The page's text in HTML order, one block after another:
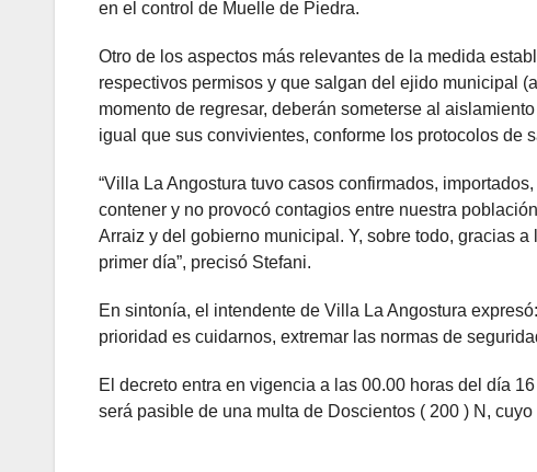
en el control de Muelle de Piedra.
Otro de los aspectos más relevantes de la medida
respectivos permisos y que salgan del ejido municipal
momento de regresar, deberán someterse al
igual que sus convivientes, conforme los protocolos de
“Villa La Angostura tuvo casos confirmados,
contener y no provocó contagios entre nuestra
Arraiz y del gobierno municipal. Y, sobre todo, gracias
primer día”, precisó Stefani.
En sintonía, el intendente de Villa La Angostura
prioridad es cuidarnos, extremar las normas de
El decreto entra en vigencia a las 00.00 horas del día
será pasible de una multa de Doscientos ( 200 ) N,